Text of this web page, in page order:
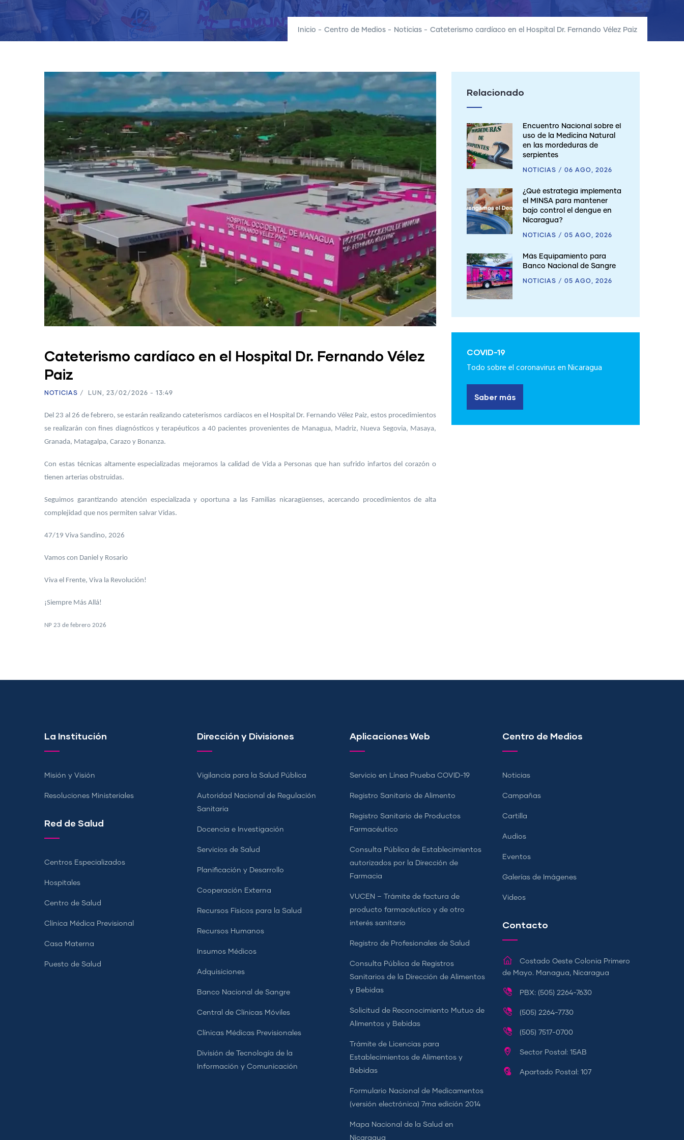
Inicio - Centro de Medios - Noticias - Cateterismo cardíaco en el Hospital Dr. Fernando Vélez Paiz
Cateterismo cardíaco en el Hospital Dr. Fernando Vélez
Paiz
NOTICIAS / LUN, 23/02/2026 - 13:49
Del 23 al 26 de febrero, se estarán realizando cateterismos cardíacos en el Hospital Dr. Fernando Vélez Paiz, estos procedimientos
se realizarán con fines diagnósticos y terapéuticos a 40 pacientes provenientes de Managua, Madriz, Nueva Segovia, Masaya,
Granada, Matagalpa, Carazo y Bonanza.
Con estas técnicas altamente especializadas mejoramos la calidad de Vida a Personas que han sufrido infartos del corazón o
tienen arterias obstruidas.
Seguimos garantizando atención especializada y oportuna a las Familias nicaragüenses, acercando procedimientos de alta
complejidad que nos permiten salvar Vidas.
47/19 Viva Sandino, 2026
Vamos con Daniel y Rosario
Viva el Frente, Viva la Revolución!
¡Siempre Más Allá!
NP 23 de febrero 2026
Relacionado
Encuentro Nacional sobre el
uso de la Medicina Natural
en las mordeduras de
serpientes
NOTICIAS / 06 AGO, 2026
¿Qué estrategia implementa
el MINSA para mantener
bajo control el dengue en
Nicaragua?
NOTICIAS / 05 AGO, 2026
Más Equipamiento para
Banco Nacional de Sangre
NOTICIAS / 05 AGO, 2026
COVID-19
Todo sobre el coronavirus en Nicaragua
Saber más
La Institución
Misión y Visión
Resoluciones Ministeriales
Red de Salud
Centros Especializados
Hospitales
Centro de Salud
Clínica Médica Previsional
Casa Materna
Puesto de Salud
Dirección y Divisiones
Vigilancia para la Salud Pública
Autoridad Nacional de Regulación
Sanitaria
Docencia e Investigación
Servicios de Salud
Planificación y Desarrollo
Cooperación Externa
Recursos Físicos para la Salud
Recursos Humanos
Insumos Médicos
Adquisiciones
Banco Nacional de Sangre
Central de Clínicas Móviles
Clínicas Médicas Previsionales
División de Tecnología de la
Información y Comunicación
Aplicaciones Web
Servicio en Línea Prueba COVID-19
Registro Sanitario de Alimento
Registro Sanitario de Productos
Farmacéutico
Consulta Pública de Establecimientos
autorizados por la Dirección de
Farmacia
VUCEN – Trámite de factura de
producto farmacéutico y de otro
interés sanitario
Registro de Profesionales de Salud
Consulta Pública de Registros
Sanitarios de la Dirección de Alimentos
y Bebidas
Solicitud de Reconocimiento Mutuo de
Alimentos y Bebidas
Trámite de Licencias para
Establecimientos de Alimentos y
Bebidas
Formulario Nacional de Medicamentos
(versión electrónica) 7ma edición 2014
Mapa Nacional de la Salud en
Nicaragua
Centro de Medios
Noticias
Campañas
Cartilla
Audios
Eventos
Galerías de Imágenes
Videos
Contacto
Costado Oeste Colonia Primero
de Mayo. Managua, Nicaragua
PBX: (505) 2264-7630
(505) 2264-7730
(505) 7517-0700
Sector Postal: 15AB
Apartado Postal: 107